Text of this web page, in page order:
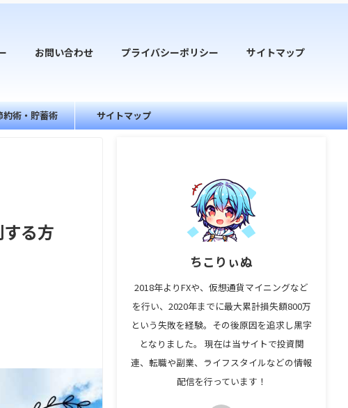
お問い合わせ プライバシーポリシー サイトマップ
約術・貯蓄術 サイトマップ
る方
ちこりぃぬ
2018年よりFXや、仮想通貨マイニングなど
を行い、2020年までに最大累計損失額800万
という失敗を経験。その後原因を追求し黒字
となりました。 現在は当サイトで投資関
連、転職や副業、ライフスタイルなどの情報
配信を行っています！